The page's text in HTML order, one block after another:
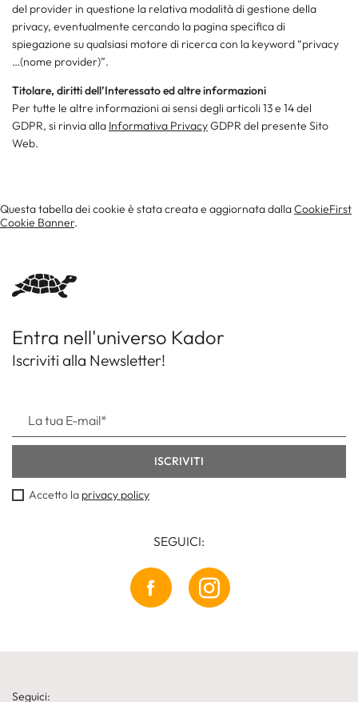
del provider in questione la relativa modalità di gestione della
privacy, eventualmente cercando la pagina specifica di
spiegazione su qualsiasi motore di ricerca con la keyword “privacy
…(nome provider)”.
Titolare, diritti dell’Interessato ed altre informazioni
Per tutte le altre informazioni ai sensi degli articoli 13 e 14 del
GDPR, si rinvia alla Informativa PrivacyGDPR del presente Sito
Web.
Questa tabella dei cookie è stata creata e aggiornata dallaCookieFirst
Cookie Banner.
Entra nell'universo Kador
Iscriviti alla Newsletter!
Accetto la privacy policy
SEGUICI:
Seguici: